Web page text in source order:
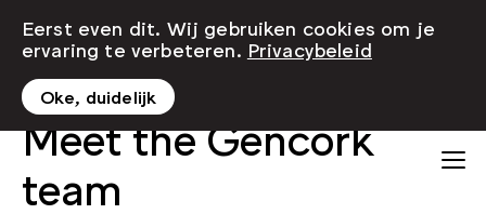
Meet the Gencork
team
Eerst even dit. Wij gebruiken cookies om je
ervaring te verbeteren. Privacybeleid
Oke, duidelijk